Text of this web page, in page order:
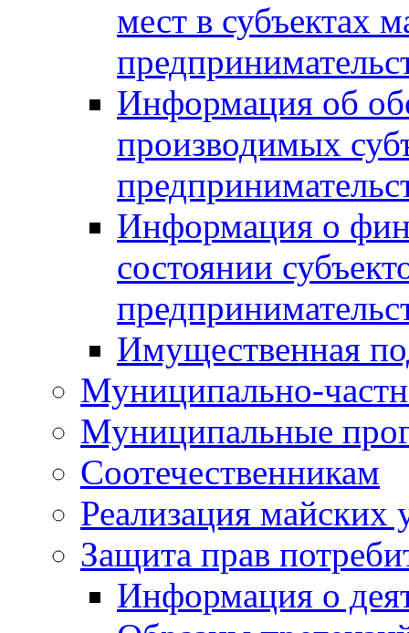
мест в субъектах
Информация об
производимых
Информация о
состоянии
Имущественная
Муниципально-
Муниципальные
Соотечественникам
Реализация майских
Защита прав
Информация о